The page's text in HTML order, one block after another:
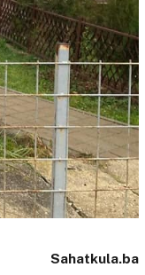
Sahatkula.ba